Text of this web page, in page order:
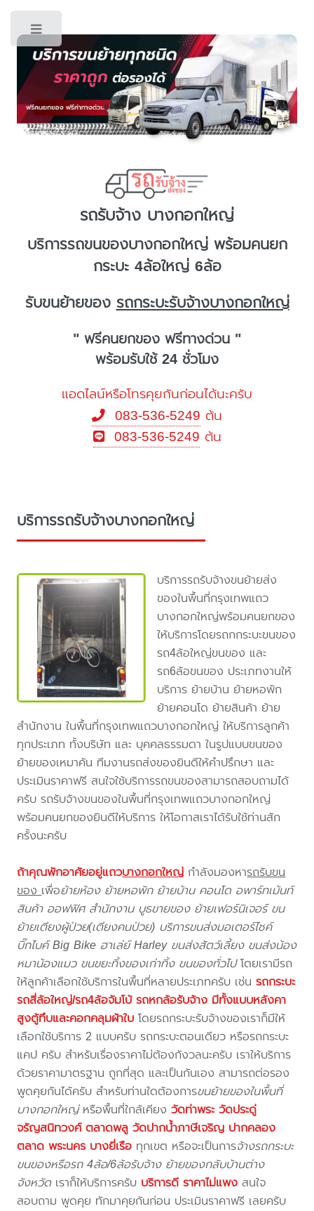
รถรับจ้าง บางกอกใหญ่
บริการรถขนของบางกอกใหญ่พร้อมคนยก
กระบะ 4ล้อใหญ่ 6ล้อ
รับขนย้ายของ รถกระบะรับจ้างบางกอกใหญ่
" ฟรีคนยกของ ฟรีทางด่วน "
พร้อมรับใช้ 24 ชั่วโมง
แอดไลน์หรือโทรคุยกันก่อนได้นะครับ
083-536-5249 ต้น
083-536-5249 ต้น
บริการรถรับจ้างบางกอกใหญ่
บริการรถรับจ้างขนย้ายส่ง
ของในพื้นที่กรุงเทพแถว
บางกอกใหญ่พร้อมคนยกของ
ให้บริการโดยรถกกระบะขนของ
รถ4ล้อใหญ่ขนของ และ
รถ6ล้อขนของ ประเภทงานให้
บริการ ย้ายบ้าน ย้ายหอพัก
ย้ายคอนโด ย้ายสินค้า ย้าย
สำนักงาน ในพื้นที่กรุงเทพแถวบางกอกใหญ่ ให้บริการลูกค้า
ทุกประเภท ทั้งบริษัท และ บุคคลธรรมดา ในรูปแบบขนของ
ย้ายของเหมาคัน ทีมงานรถส่งของยินดีให้คำปรึกษา และ
ประเมินราคาฟรี สนใจใช้บริการรถขนของสามารถสอบถามได้
ครับ รถรับจ้างขนของในพื้นที่กรุงเทพแถวบางกอกใหญ่
พร้อมคนยกของยินดีให้บริการ ให้โอกาสเราได้รับใช้ท่านสัก
ครั้งนะครับ
ถ้าคุณพักอาศัยอยู่แถวบางกอกใหญ่ กำลังมองหารถรับขน
ของเพื่อย้ายห้อง ย้ายหอพัก ย้ายบ้าน คอนโด อพาร์ทเม้นท์
สินค้า ออฟฟิศ สำนักงาน บูธขายของ ย้ายเฟอร์นิเจอร์ ขน
ย้ายเตียงผู้ป่วย(เตียงคนป่วย) บริการขนส่งมอเตอร์ไซค์
บิ๊กไบค์ Big Bike ฮาเล่ย์ Harley ขนส่งสัตว์เลี้ยง ขนส่งน้อง
หมาน้องแมว ขนขยะทิ้งของเก่าทิ้ง ขนของทั่วไปโดยเรามีรถ
ให้ลูกค้าเลือกใช้บริการในพื้นที่หลายประเภทครับ เช่นรถกระบะ
รถสี่ล้อใหญ่/รถ4ล้อจัมโบ้ รถหกล้อรับจ้าง มีทั้งแบบหลังคา
สูงตู้ทึบและคอกคลุมผ้าใบ โดยรถกระบะรับจ้างของเราก็มีให้
เลือกใช้บริการ 2 แบบครับ รถกระบะตอนเดียว หรือรถกระบะ
แคป ครับ สำหรับเรื่องราคาไม่ต้องกังวลนะครับ เราให้บริการ
ด้วยราคามาตรฐาน ถูกที่สุด และเป็นกันเอง สามารถต่อรอง
พูดคุยกันได้ครับ สำหรับท่านใดต้องการขนย้ายของในพื้นที่
บางกอกใหญ่หรือพื้นที่ใกล้เคียงวัดท่าพระ วัดประดู่
จรัญสนิทวงศ์ ตลาดพลู วัดปากน้ำภาษีเจริญ ปากคลอง
ตลาด พระนคร บางยี่เรือ ทุกเขต หรือจะเป็นการจ้างรถกระบะ
ขนของหรือรถ 4ล้อ/6ล้อรับจ้าง ย้ายของกลับบ้านต่าง
จังหวัด เราก็ให้บริการครับ บริการดี ราคาไม่แพง สนใจ
สอบถาม พูดคุย ทักมาคุยกันก่อน ประเมินราคาฟรี เลยครับ
Toggle